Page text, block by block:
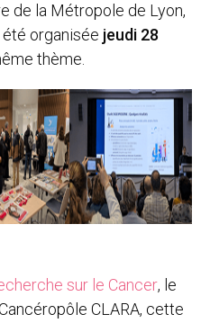
de la Métropole de Lyon,
organisée jeudi 28
thème.
sur le Cancer, le
CLARA, cette